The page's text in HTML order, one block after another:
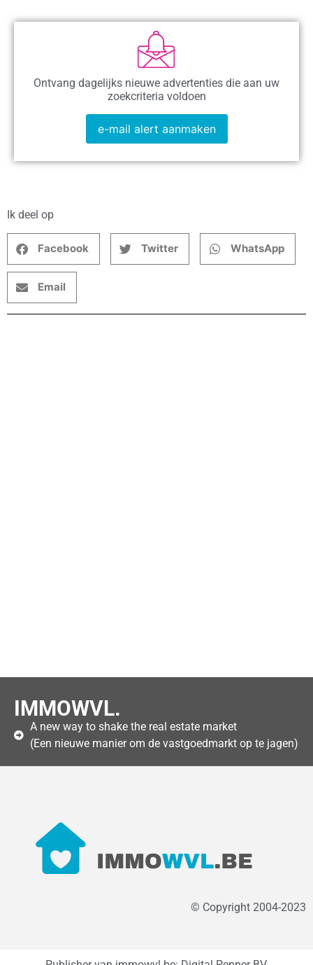
Ontvang dagelijks nieuwe advertenties die aan uw
zoekcriteria voldoen
e-mail alert aanmaken
Ik deel op
Facebook Twitter WhatsApp
Email
IMMOWVL.
A new way to shake the real estate market
(Een nieuwe manier om de vastgoedmarkt op te jagen)
© Copyright 2004-2023